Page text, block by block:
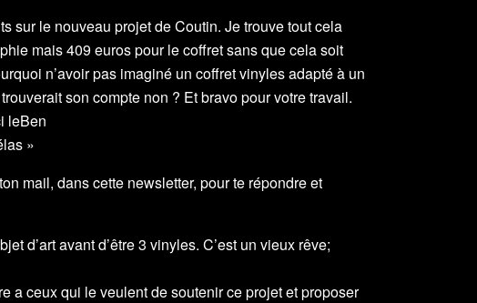
sur le nouveau projet de Coutin. Je trouve tout cela
mais 409 euros pour le coffret sans que cela soit
n’avoir pas imaginé un coffret vinyles adapté à un
son compte non ? Et bravo pour votre travail.
leBen
»
mail, dans cette newsletter, pour te répondre et
d’art avant d’être 3 vinyles. C’est un vieux rêve;
a ceux qui le veulent de soutenir ce projet et proposer